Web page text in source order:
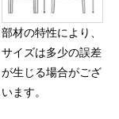
部材の特性により、
サイズは多少の誤差
が生じる場合がござ
います。